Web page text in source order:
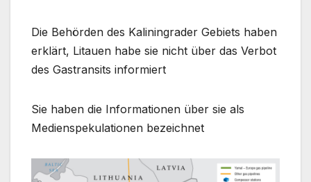
Die Behörden des Kaliningrader Gebiets haben
erklärt, Litauen habe sie nicht über das Verbot
des Gastransits informiert
Sie haben die Informationen über sie als
Medienspekulationen bezeichnet